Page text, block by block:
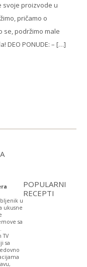
svoje proizvode u
pričamo o
se, podržimo male
DEO PONUDE: – […]
u
ukusne
sa
TV
sa
POPULARNI
RECEPTI